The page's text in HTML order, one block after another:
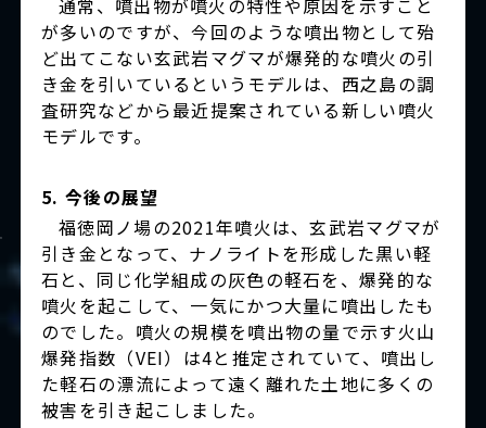
通常、噴出物が噴火の特性や原因を示すこと
が多いのですが、今回のような噴出物として殆
ど出てこない玄武岩マグマが爆発的な噴火の引
き金を引いているというモデルは、西之島の調
査研究などから最近提案されている新しい噴火
モデルです。
5. 今後の展望
福徳岡ノ場の2021年噴火は、玄武岩マグマが
引き金となって、ナノライトを形成した黒い軽
石と、同じ化学組成の灰色の軽石を、爆発的な
噴火を起こして、一気にかつ大量に噴出したも
のでした。噴火の規模を噴出物の量で示す火山
爆発指数（VEI）は4と推定されていて、噴出し
た軽石の漂流によって遠く離れた土地に多くの
被害を引き起こしました。